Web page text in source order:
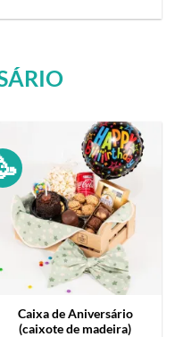
Caixa deAniversário
(caixote de madeira)